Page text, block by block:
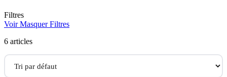
Filtres
Voir Masquer Filtres
6 articles